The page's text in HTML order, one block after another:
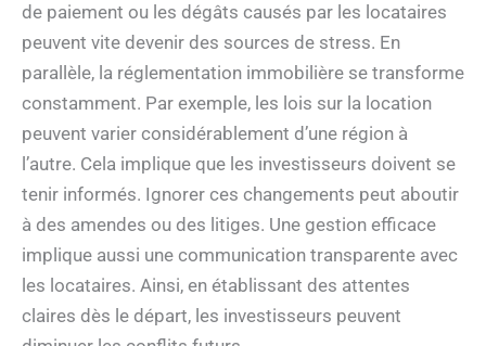
de paiement ou les dégâts causés par les locataires
peuvent vite devenir des sources de stress. En
parallèle, la réglementation immobilière se transforme
constamment. Par exemple, les lois sur la location
peuvent varier considérablement d’une région à
l’autre. Cela implique que les investisseurs doivent se
tenir informés. Ignorer ces changements peut aboutir
à des amendes ou des litiges. Une gestion efficace
implique aussi une communication transparente avec
les locataires. Ainsi, en établissant des attentes
claires dès le départ, les investisseurs peuvent